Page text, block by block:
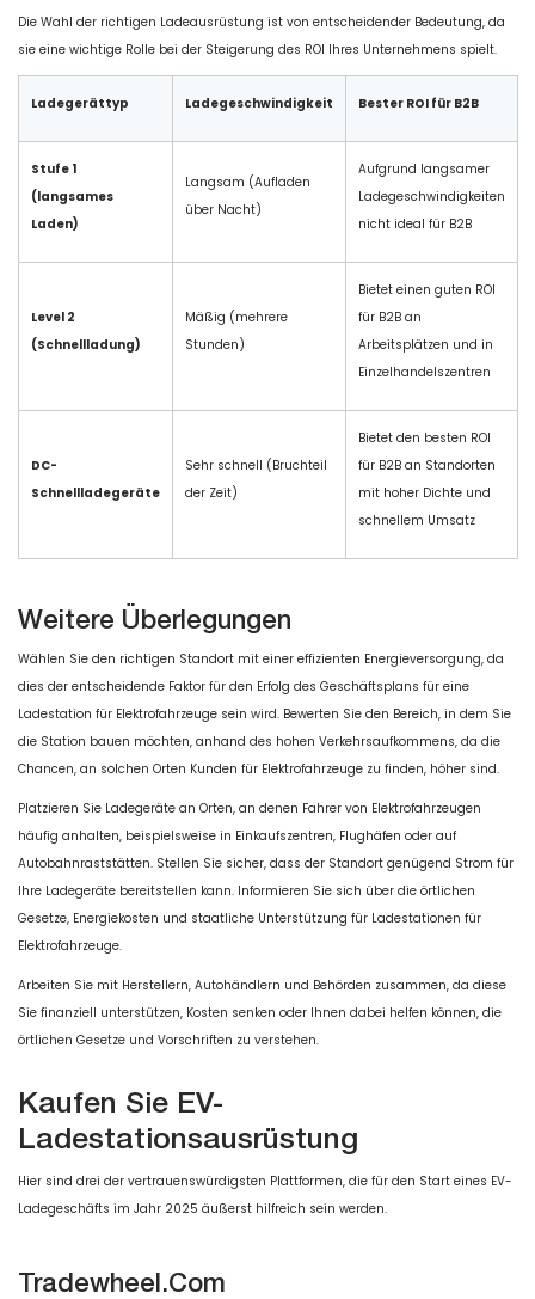
Die Wahl der richtigen Ladeausrüstung ist von entscheidender Bedeutung, da
sie eine wichtige Rolle bei der Steigerung des ROI Ihres Unternehmens spielt.
Ladegerättyp Ladegeschwindigkeit Bester ROI für B2B
Stufe 1
(langsames
Laden)
Langsam (Aufladen
über Nacht)
Aufgrund langsamer
Ladegeschwindigkeiten
nicht ideal für B2B
Level 2
(Schnellladung)
Mäßig (mehrere
Stunden)
Bietet einen guten ROI
für B2B an
Arbeitsplätzen und in
Einzelhandelszentren
DC-
Schnellladegeräte
Sehr schnell (Bruchteil
der Zeit)
Bietet den besten ROI
für B2B an Standorten
mit hoher Dichte und
schnellem Umsatz
Weitere Überlegungen
Wählen Sie den richtigen Standort mit einer effizienten Energieversorgung, da
dies der entscheidende Faktor für den Erfolg des Geschäftsplans für eine
Ladestation für Elektrofahrzeuge sein wird. Bewerten Sie den Bereich, in dem Sie
die Station bauen möchten, anhand des hohen Verkehrsaufkommens, da die
Chancen, an solchen Orten Kunden für Elektrofahrzeuge zu finden, höher sind.
Platzieren Sie Ladegeräte an Orten, an denen Fahrer von Elektrofahrzeugen
häufig anhalten, beispielsweise in Einkaufszentren, Flughäfen oder auf
Autobahnraststätten. Stellen Sie sicher, dass der Standort genügend Strom für
Ihre Ladegeräte bereitstellen kann. Informieren Sie sich über die örtlichen
Gesetze, Energiekosten und staatliche Unterstützung für Ladestationen für
Elektrofahrzeuge.
Arbeiten Sie mit Herstellern, Autohändlern und Behörden zusammen, da diese
Sie finanziell unterstützen, Kosten senken oder Ihnen dabei helfen können, die
örtlichen Gesetze und Vorschriften zu verstehen.
Kaufen Sie EV-
Ladestationsausrüstung
Hier sind drei der vertrauenswürdigsten Plattformen, die für den Start eines EV-
Ladegeschäfts im Jahr 2025 äußerst hilfreich sein werden.
Tradewheel.com